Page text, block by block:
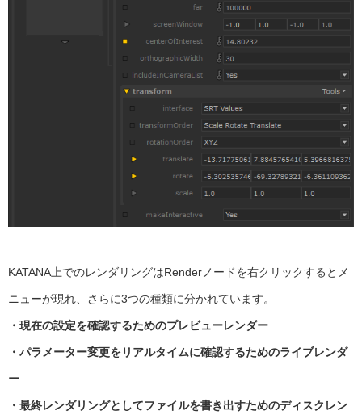
KATANA上でのレンダリングはRenderノードを右クリックするとメ
ニューが現れ、さらに3つの種類に分かれています。
・現在の設定を確認するためのプレビューレンダー
・パラメーター変更をリアルタイムに確認するためのライブレンダ
ー
・最終レンダリングとしてファイルを書き出すためのディスクレン